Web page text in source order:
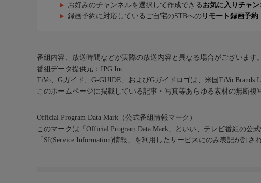
お好みのチャンネルを選択して作成できる お気に入りチャ
録画予約に対応しているご自宅のSTBへの リモート録画予約
番組内容、放送時間などが実際の放送内容と異なる場合がございます。
番組データ提供元：IPG Inc.
TiVo、Gガイド、G-GUIDE、およびGガイドロゴは、米国TiVo
このホームページに掲載している記事・写真等あらゆる素材の無断複
Official Program Data Mark（公式番組情報マーク）
このマークは「Official Program Data Mark」といい、テレビ番組の公
「SI(Service Information)情報」を利用したサービスにのみ表記が許さ